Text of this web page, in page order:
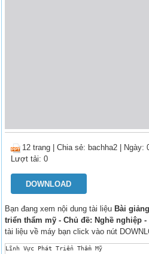
12 trang |Chia sẻ: bachha2 | Ngày:
Lượt tải: 0
DOWNLOAD
Bạn đang xem nội dung tài liệu Bài
triển thẩm mỹ - Chủ đề: Nghề nghiệp
tài liệu về máy bạn click vào nút
Lĩnh Vực Phát Triển Thẩm Mỹ